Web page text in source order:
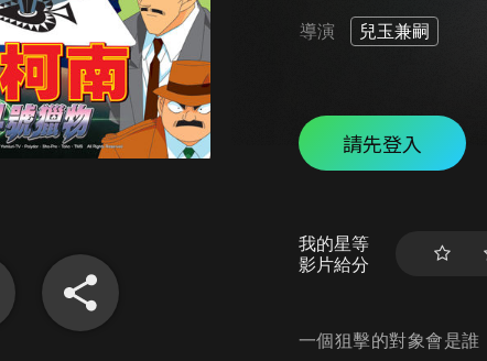
導演 兒玉兼嗣
請先登入
我的星等
影片給分
一個狙擊的對象會是